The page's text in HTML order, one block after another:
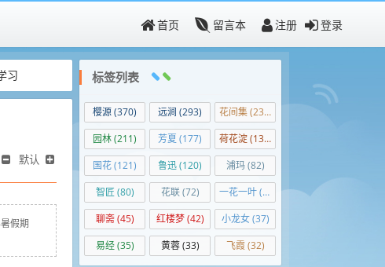
首页 留言本 注册 登录
习
默认
假期
标签列表
樱源(370) 远涧 (293) 花间集(237)
园林(211) 芳夏 (177) 荷花淀(139)
国花(121) 鲁迅(120) 浦玛(82)
智匠 (80) 花联(72) 一花一叶(50)
聊斋(45) 红楼梦(42) 小龙女(37)
易经(35) 黄蓉(33) 飞霞 (32)